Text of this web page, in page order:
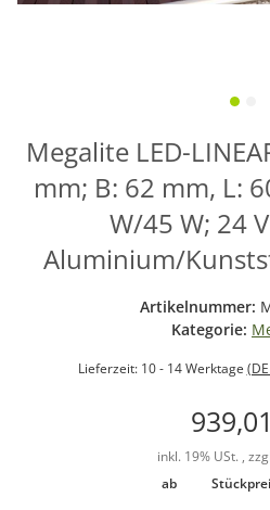
Megalite LED-
mm; B: 62 mm, L:
W/45 W; 24
Aluminium/
Artikelnummer:
Kategorie:
Lieferzeit: 10 - 14 Werktage
inkl. 19% USt. ,
ab